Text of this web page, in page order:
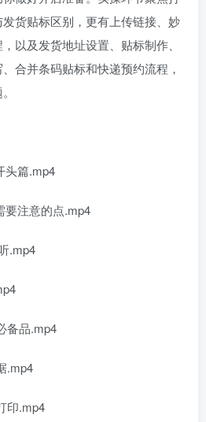
货贴标区别，更有上传链接、妙
以及发货地址设置、贴标制作、
合并条码贴标和快递预约流程，
头篇.mp4
要注意的点.mp4
.mp4
备品.mp4
.mp4
印.mp4